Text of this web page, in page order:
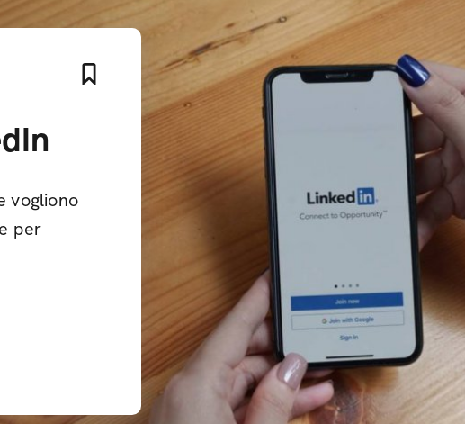
vogliono
per